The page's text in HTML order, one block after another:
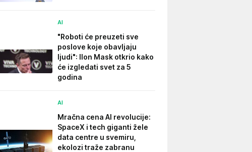
AI
"Roboti će preuzeti sve
poslove koje obavljaju
ljudi": Ilon Mask otkrio kako
će izgledati svet za 5
godina
AI
Mračna cena AI revolucije:
SpaceX i tech giganti žele
data centre u svemiru,
ekolozi traže zabranu